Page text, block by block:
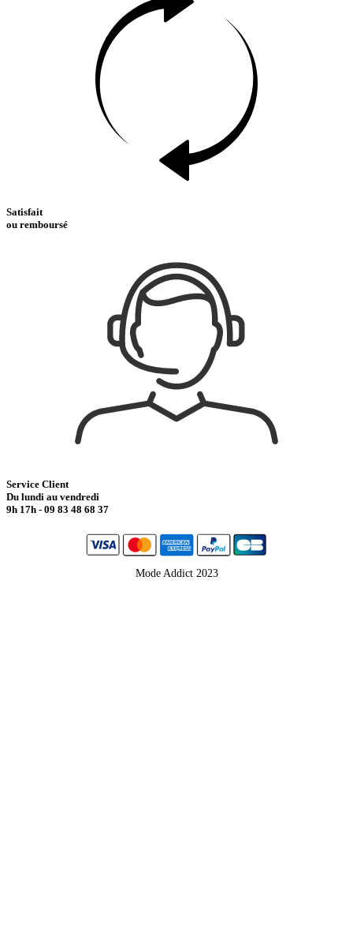
Satisfait
ou remboursé
Service Client
Du lundi au vendredi
9h 17h - 09 83 48 68 37
Mode Addict 2023